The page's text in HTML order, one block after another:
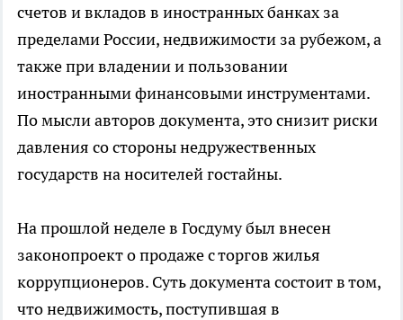
счетов и вкладов в иностранных банках за
пределами России, недвижимости за рубежом, а
также при владении и пользовании
иностранными финансовыми инструментами.
По мысли авторов документа, это снизит риски
давления со стороны недружественных
государств на носителей гостайны.
На прошлой неделе в Госдуму был внесен
законопроект о продаже с торгов жилья
коррупционеров. Суть документа состоит в том,
что недвижимость, поступившая в